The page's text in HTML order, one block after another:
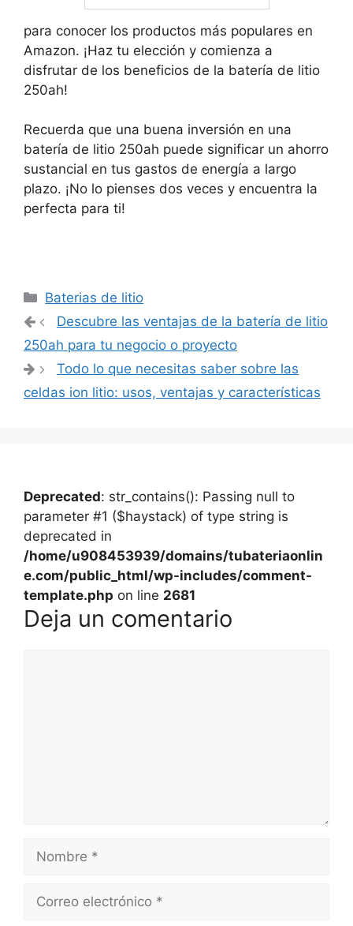
para conocer los productos más populares en
Amazon. ¡Haz tu elección y comienza a
disfrutar de los beneficios de la batería de litio
250ah!
Recuerda que una buena inversión en una
batería de litio 250ah puede significar un ahorro
sustancial en tus gastos de energía a largo
plazo. ¡No lo pienses dos veces y encuentra la
perfecta para ti!
Categorías
Baterias de litio
Navegación
de
entradas
Descubre las ventajas de la batería de litio
250ah para tu negocio o proyecto
Todo lo que necesitas saber sobre las
celdas ion litio: usos, ventajas y características
Deprecated: str_contains(): Passing null to
parameter #1 ($haystack) of type string is
deprecated in
/home/u908453939/domains/tubateriaonlin
e.com/public_html/wp-includes/comment-
template.php on line 2681
Deja un comentario
electrónico